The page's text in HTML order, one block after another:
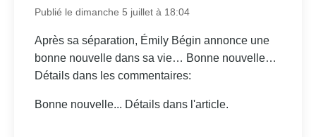
Publié le dimanche 5 juillet à 18:04
Après sa séparation, Émily Bégin annonce une
bonne nouvelle dans sa vie… Bonne nouvelle…
Détails dans les commentaires:
Bonne nouvelle... Détails dans l'article.